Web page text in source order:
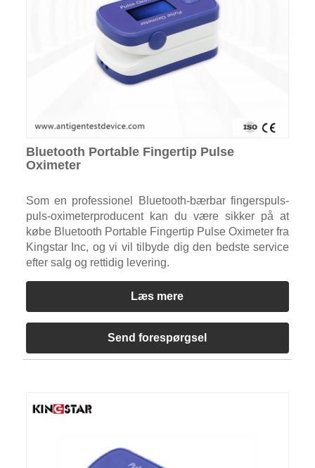
Bluetooth Portable Fingertip Pulse
Oximeter
Som en professionel Bluetooth-bærbar fingerspuls-
puls-oximeterproducent kan du være sikker på at
købe Bluetooth Portable Fingertip Pulse Oximeter fra
Kingstar Inc, og vi vil tilbyde dig den bedste service
efter salg og rettidig levering.
Læs mere
Send forespørgsel